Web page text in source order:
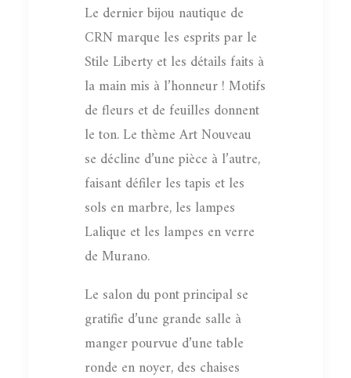
Le dernier bijou nautique de
CRN marque les esprits par le
Stile Liberty et les détails faits à
la main mis à l’honneur ! Motifs
de fleurs et de feuilles donnent
le ton. Le thème Art Nouveau
se décline d’une pièce à l’autre,
faisant défiler les tapis et les
sols en marbre, les lampes
Lalique et les lampes en verre
de Murano.
Le salon du pont principal se
gratifie d’une grande salle à
manger pourvue d’une table
ronde en noyer, des chaises